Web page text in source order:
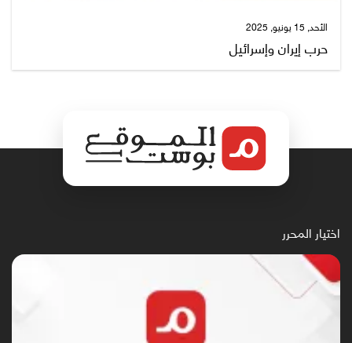
الأحد, 15 يونيو, 2025
حرب إيران وإسرائيل
اختيار المحرر